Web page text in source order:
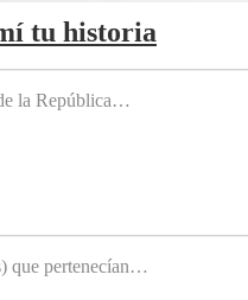
tu historia
la República…
que pertenecían…